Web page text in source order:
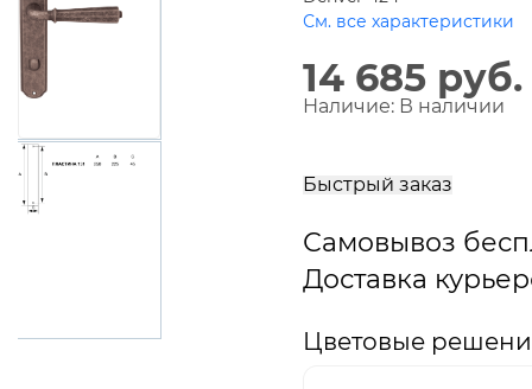
См. все характеристики
14 685 руб.
Наличие: В наличии
Быстрый заказ
Самовывоз
Доставка
Цветовые